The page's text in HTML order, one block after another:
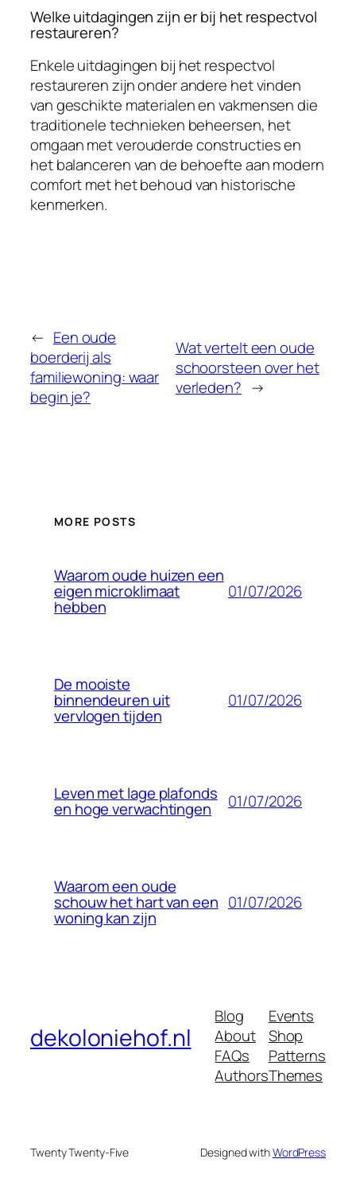
Welke uitdagingen zijn er bij het respectvol
restaureren?
Enkele uitdagingen bij het respectvol
restaureren zijn onder andere het vinden
van geschikte materialen en vakmensen die
traditionele technieken beheersen, het
omgaan met verouderde constructies en
het balanceren van de behoefte aan modern
comfort met het behoud van historische
kenmerken.
← Een oude
boerderij als
familiewoning: waar
begin je?
Wat vertelt een oude
schoorsteen over het
verleden? →
MORE POSTS
Waarom oude huizen een
eigen microklimaat
hebben
01/07/2026
De mooiste
binnendeuren uit
vervlogen tijden
01/07/2026
Leven met lage plafonds
en hoge verwachtingen 01/07/2026
Waarom een oude
schouw het hart van een
woning kan zijn
01/07/2026
dekoloniehof.nl
Blog
About
FAQs
Authors
Events
Shop
Patterns
Themes
Twenty Twenty-Five Designed withWordPress